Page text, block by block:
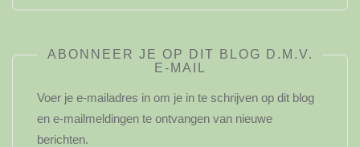
ABONNEER JE OP DIT BLOG D.M.V.
E-MAIL
Voer je e-mailadres in om je in te schrijven op dit blog
en e-mailmeldingen te ontvangen van nieuwe
berichten.